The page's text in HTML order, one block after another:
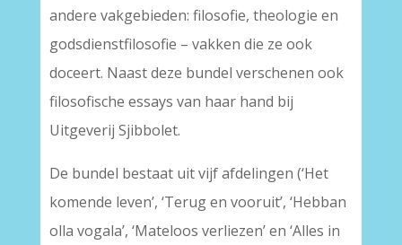
andere vakgebieden: filosofie, theologie en
godsdienstfilosofie – vakken die ze ook
doceert. Naast deze bundel verschenen ook
filosofische essays van haar hand bij
Uitgeverij Sjibbolet.
De bundel bestaat uit vijf afdelingen (‘Het
komende leven’, ‘Terug en vooruit’, ‘Hebban
olla vogala’, ‘Mateloos verliezen’ en ‘Alles in